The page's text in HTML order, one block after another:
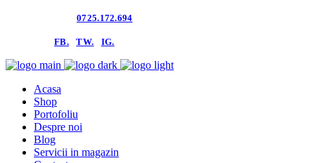
0725.172.694
FB. TW. IG.
Acasa
Shop
Portofoliu
Despre noi
Blog
Servicii in magazin